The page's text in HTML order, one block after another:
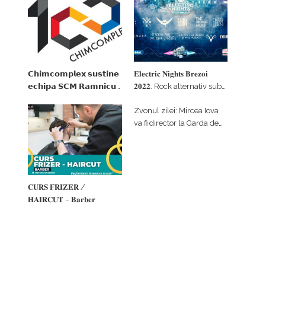
𝗖𝗵𝗶𝗺𝗰𝗼𝗺𝗽𝗹𝗲𝘅 𝘀𝘂𝘀𝘁𝗶𝗻𝗲
𝗲𝗰𝗵𝗶𝗽𝗮 𝗦𝗖𝗠 𝗥𝗮𝗺𝗻𝗶𝗰𝘂
𝗽𝗮𝗿𝘁𝗲𝗻𝗲𝗿 𝗳𝗶𝗻𝗮𝗻𝘁𝗮𝘁𝗼𝗿
𝐄𝐥𝐞𝐜𝐭𝐫𝐢𝐜 𝐍𝐢𝐠𝐡𝐭𝐬 𝐁𝐫𝐞𝐳𝐨𝐢
𝟐𝟎𝟐𝟐. Rock alternativ sub
#𝐁𝐫𝐞𝐳𝐨𝐢𝐮𝐥𝐋𝐮𝐦𝐢𝐢
𝐂𝐔𝐑𝐒 𝐅𝐑𝐈𝐙𝐄𝐑 /
𝐇𝐀𝐈𝐑𝐂𝐔𝐓 – 𝐁𝐚𝐫𝐛𝐞𝐫
Zvonul zilei: Mircea Iova
va fi director la Garda de